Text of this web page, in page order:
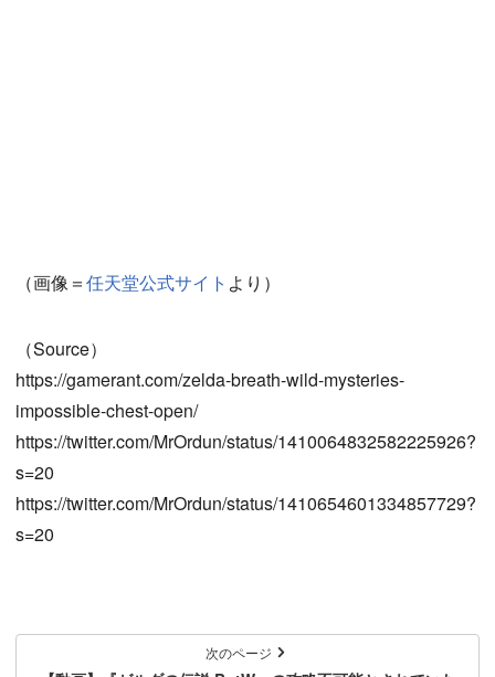
（画像＝任天堂公式サイト より）
（Source）
https://gamerant.com/zelda-breath-wild-mysteries-
impossible-chest-open/
https://twitter.com/MrOrdun/status/1410064832582225926?
s=20
https://twitter.com/MrOrdun/status/1410654601334857729?
s=20
次のページ